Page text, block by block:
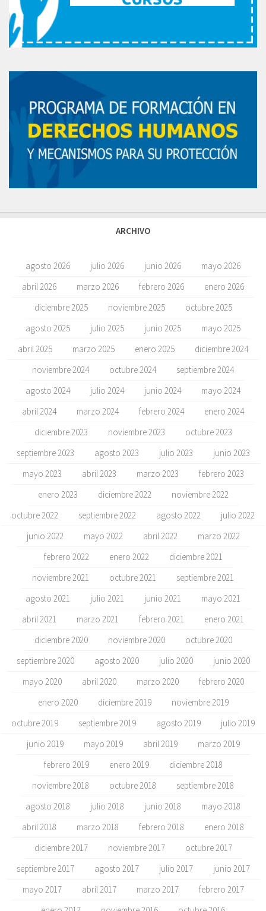
ARCHIVO
agosto 2026 julio 2026 junio 2026
mayo 2026
abril 2026
marzo 2026 febrero 2026
enero 2026
diciembre 2025
noviembre 2025
octubre 2025
agosto 2025
julio 2025 junio 2025
mayo 2025
abril 2025
marzo 2025 enero 2025
diciembre 2024
noviembre 2024
octubre 2024
septiembre 2024
agosto 2024
julio 2024 junio 2024
mayo 2024
abril 2024
marzo 2024 febrero 2024
enero 2024
diciembre 2023
noviembre 2023
octubre 2023
septiembre 2023
agosto 2023 julio 2023
junio 2023
mayo 2023
abril 2023 marzo 2023
febrero 2023
enero 2023
diciembre 2022
noviembre 2022
octubre 2022
septiembre 2022 agosto 2022
julio 2022
junio 2022
mayo 2022 abril 2022
marzo 2022
febrero 2022
enero 2022
diciembre 2021
noviembre 2021
octubre 2021
septiembre 2021
agosto 2021
julio 2021 junio 2021
mayo 2021
abril 2021
marzo 2021 febrero 2021
enero 2021
diciembre 2020
noviembre 2020
octubre 2020
septiembre 2020
agosto 2020 julio 2020
junio 2020
mayo 2020
abril 2020 marzo 2020
febrero 2020
enero 2020
diciembre 2019
noviembre 2019
octubre 2019
septiembre 2019 agosto 2019
julio 2019
junio 2019
mayo 2019 abril 2019
marzo 2019
febrero 2019
enero 2019
diciembre 2018
noviembre 2018
octubre 2018
septiembre 2018
agosto 2018
julio 2018 junio 2018
mayo 2018
abril 2018
marzo 2018 febrero 2018
enero 2018
diciembre 2017
noviembre 2017
octubre 2017
septiembre 2017
agosto 2017 julio 2017
junio 2017
mayo 2017
abril 2017 marzo 2017
febrero 2017